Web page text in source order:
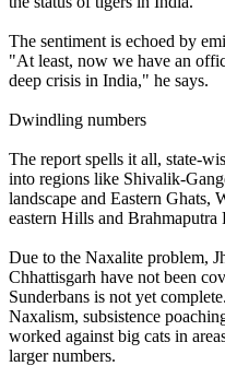
The sentiment is echoed by
"At least, now we have an
deep crisis in India," he says.
Dwindling numbers
The report spells it all, state-
into regions like Shivalik-
landscape and Eastern Ghats,
eastern Hills and Brahmaputra
Due to the Naxalite problem,
Chhattisgarh have not been
Sunderbans is not yet
Naxalism, subsistence
worked against big cats in
larger numbers.